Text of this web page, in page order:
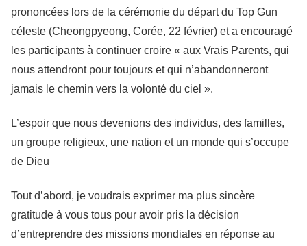
prononcées lors de la cérémonie du départ du Top Gun
céleste (Cheongpyeong, Corée, 22 février) et a encouragé
les participants à continuer croire « aux Vrais Parents, qui
nous attendront pour toujours et qui n’abandonneront
jamais le chemin vers la volonté du ciel ».
L’espoir que nous devenions des individus, des familles,
un groupe religieux, une nation et un monde qui s’occupe
de Dieu
Tout d’abord, je voudrais exprimer ma plus sincère
gratitude à vous tous pour avoir pris la décision
d’entreprendre des missions mondiales en réponse au